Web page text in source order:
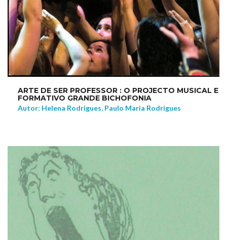
ARTE DE SER PROFESSOR : O PROJECTO MUSICAL E
FORMATIVO GRANDE BICHOFONIA
Autor: Helena Rodrigues, Paulo Maria Rodrigues